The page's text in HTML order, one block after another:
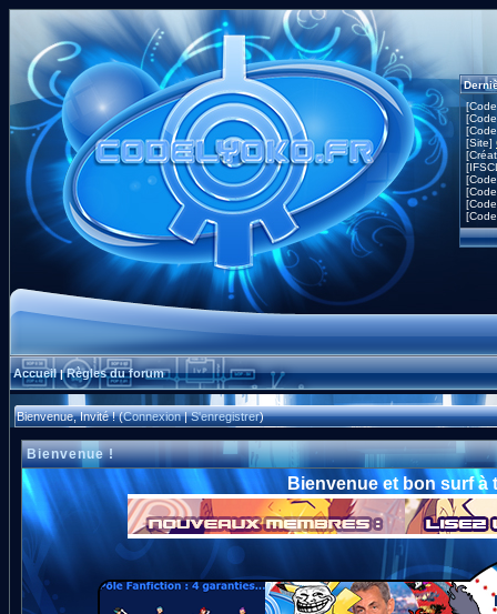
[Site]
Accueil|Règles du forum
Bienvenue, Invité ! (Connexion|S'enregistrer)
Bienvenue !
Bienvenue et bon surf à